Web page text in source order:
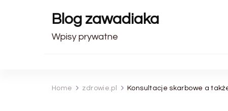
Blog zawadiaka
Wpisy prywatne
Home zdrowie.pl Konsultacje skarbowe a